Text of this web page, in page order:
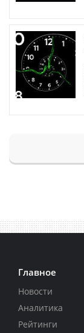
Главное
Новости
Аналитика
Рейтинги